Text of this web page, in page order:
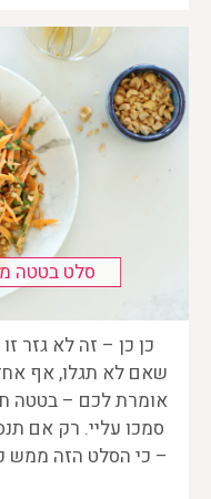
סלט בטטה
כן כן – זה לא גזר
שאם לא תגלו, אף
אומרת לכם – בטטה
סמכו עליי. רק אם
– כי הסלט הזה ממש